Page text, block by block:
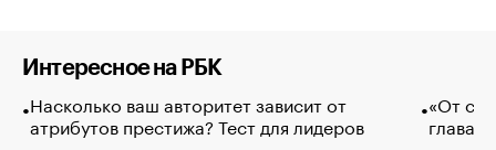
Интересное на РБК
Насколько ваш авторитет зависит от
атрибутов престижа? Тест для лидеров
«От
глава